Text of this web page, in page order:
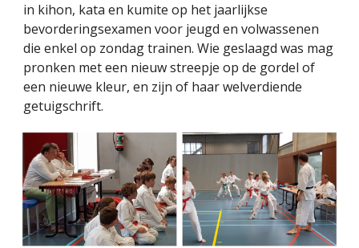
in kihon, kata en kumite op het jaarlijkse
bevorderingsexamen voor jeugd en volwassenen
die enkel op zondag trainen. Wie geslaagd was mag
pronken met een nieuw streepje op de gordel of
een nieuwe kleur, en zijn of haar welverdiende
getuigschrift.